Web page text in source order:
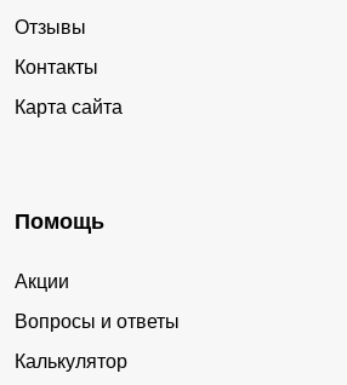
Отзывы
Контакты
Карта сайта
Помощь
Акции
Вопросы и ответы
Калькулятор